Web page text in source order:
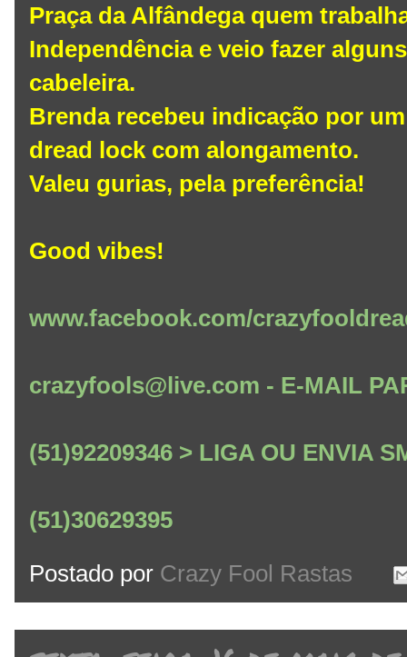
Praça da Alfândega quem
Independência e veio fazer
cabeleira.
Brenda recebeu indicação por
dread lock com alongamento.
Valeu gurias, pela preferência!
Good vibes!
www.facebook.com/
crazyfools@live.com - E-MAIL
(51)92209346 > LIGA OU ENVIA
(51)30629395
Postado por Crazy Fool Rastas